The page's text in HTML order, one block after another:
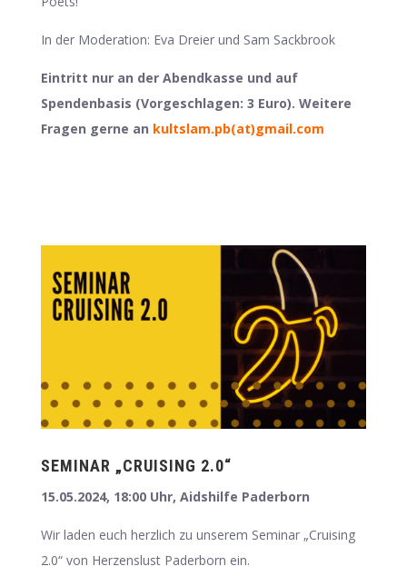
In der Moderation: Eva Dreier und Sam Sackbrook
Eintritt nur an der Abendkasse und auf
Spendenbasis (Vorgeschlagen: 3 Euro). Weitere
Fragen gerne an kultslam.pb(at)gmail.com
SEMINAR „CRUISING 2.0“
15.05.2024, 18:00 Uhr, Aidshilfe Paderborn
Wir laden euch herzlich zu unserem Seminar „Cruising
2.0“ von Herzenslust Paderborn ein.